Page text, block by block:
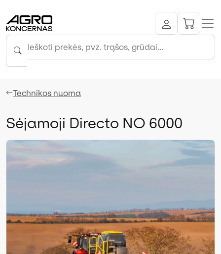
Technikos nuoma
Sėjamoji Directo NO 6000